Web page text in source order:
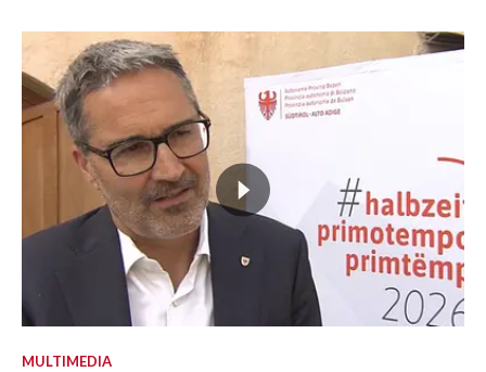
MULTIMEDIA